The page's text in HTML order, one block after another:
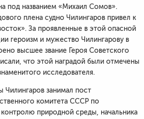
под названием «Михаил Сомов».
плена судно Чилингаров привел к
За проявленные в этой опасной
героизм и мужество Чилингарову в
высшее звание Героя Советского
что этой наградой были отмечены
исследователя.
занимал пост
комитета СССР по
природной среды, начальника